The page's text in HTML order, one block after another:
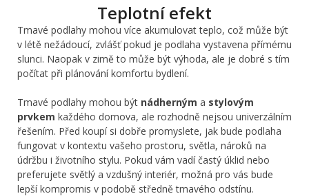
Teplotní efekt
Tmavé podlahy mohou více akumulovat teplo, což může být
v létě nežádoucí, zvlášť pokud je podlaha vystavena přímému
slunci. Naopak v zimě to může být výhoda, ale je dobré s tím
počítat při plánování komfortu bydlení.
Tmavé podlahy mohou být nádherným a stylovým
prvkem každého domova, ale rozhodně nejsou univerzálním
řešením. Před koupí si dobře promyslete, jak bude podlaha
fungovat v kontextu vašeho prostoru, světla, nároků na
údržbu i životního stylu. Pokud vám vadí častý úklid nebo
preferujete světlý a vzdušný interiér, možná pro vás bude
lepší kompromis v podobě středně tmavého odstínu.